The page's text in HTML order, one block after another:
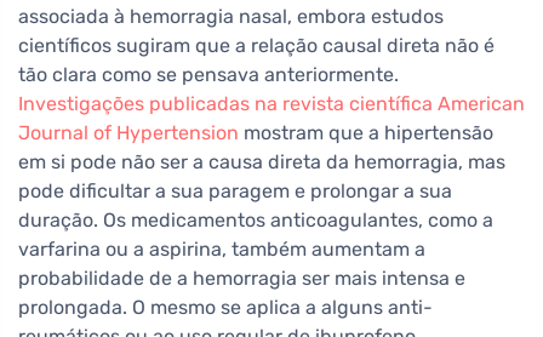
associada à hemorragia nasal, embora estudos
científicos sugiram que a relação causal direta não é
tão clara como se pensava anteriormente.
Investigações publicadas na revista científica American
Journal of Hypertension mostram que a hipertensão
em si pode não ser a causa direta da hemorragia, mas
pode dificultar a sua paragem e prolongar a sua
duração. Os medicamentos anticoagulantes, como a
varfarina ou a aspirina, também aumentam a
probabilidade de a hemorragia ser mais intensa e
prolongada. O mesmo se aplica a alguns anti-